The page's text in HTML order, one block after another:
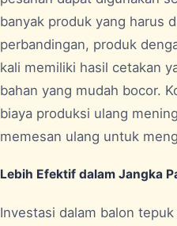
banyak produk yang harus
perbandingan, produk
kali memiliki hasil cetakan
bahan yang mudah bocor.
biaya produksi ulang
memesan ulang untuk
Lebih Efektif dalam Jangka
Investasi dalam balon